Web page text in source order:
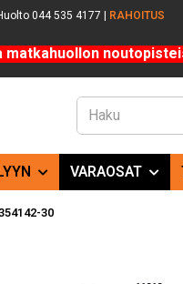
044 535 4177 | RAHOITUS
matkahuollon
VARAOSAT
30